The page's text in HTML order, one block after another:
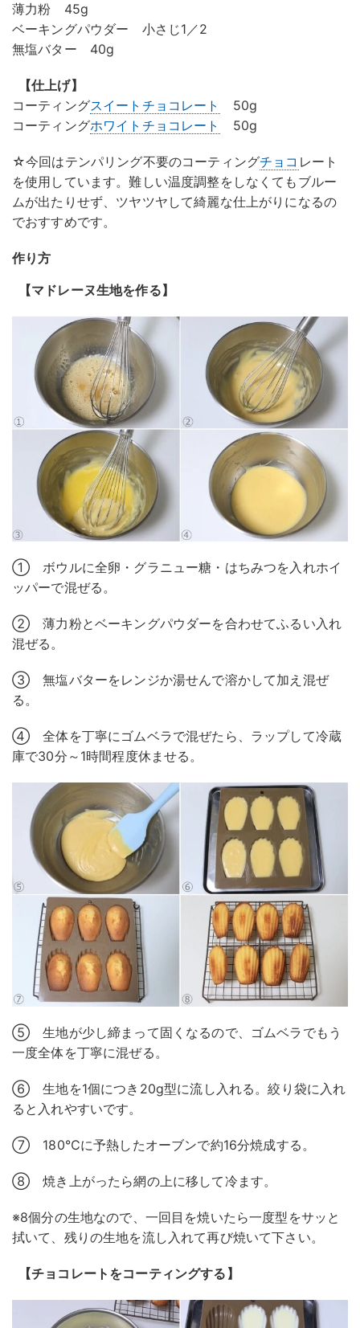
薄力粉 45g
ベーキングパウダー 小さじ1／2
無塩バター 40g
【仕上げ】
コーティングスイートチョコレート
50g
コーティングホワイトチョコレート 50g
☆今回はテンパリング不要のコーティングチョコ レート
を使用しています。難しい温度調整をしなくてもブルー
ムが出たりせず、ツヤツヤして綺麗な仕上がりになるの
でおすすめです。
作り方
【マドレーヌ生地を作る】
① ボウルに全卵・グラニュー糖・はちみつを入れホイ
ッパーで混ぜる。
② 薄力粉とベーキングパウダーを合わせてふるい入れ
混ぜる。
③ 無塩バターをレンジか湯せんで溶かして加え混ぜ
る。
④ 全体を丁寧にゴムベラで混ぜたら、ラップして冷蔵
庫で30分～1時間程度休ませる。
⑤ 生地が少し締まって固くなるので、ゴムベラでもう
一度全体を丁寧に混ぜる。
⑥ 生地を1個につき20g型に流し入れる。絞り袋に入れ
ると入れやすいです。
⑦ 180℃に予熱したオーブンで約16分焼成する。
⑧ 焼き上がったら網の上に移して冷ます。
※8個分の生地なので、一回目を焼いたら一度型をサッと
拭いて、残りの生地を流し入れて再び焼いて下さい。
【チョコレートをコーティングする】